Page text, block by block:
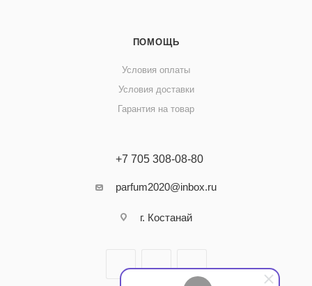
ПОМОЩЬ
Условия оплаты
Условия доставки
Гарантия на товар
+7 705 308-08-80
parfum2020@inbox.ru
г. Костанай